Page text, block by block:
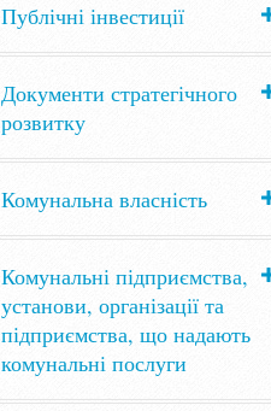
Публічні інвестиції
Документи стратегічного
розвитку
Комунальна власність
Комунальні підприємства,
установи, організації та
підприємства, що надають
комунальні послуги